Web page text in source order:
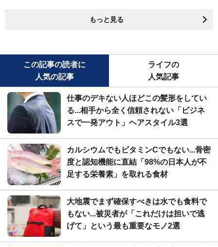
もっと見る
この記事の読者に
人気の記事
ライフの
人気記事
仕事のデキない人ほどこの髪形をしてい
る...相手から全く信頼されない「ビジネ
スで一発アウト」ヘアスタイル3選
カルシウムでもビタミンCでもない...骨密
度と認知機能に直結「98%の日本人が不
足する栄養素」を取れる食材
大地震でまず確保すべきは水でも食料で
もない...被災者が「これだけは担いで逃
げて」という最も重要なモノ2選